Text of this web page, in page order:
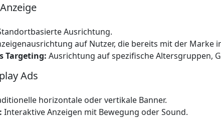
Ausrichtung.
auf Nutzer, die bereits mit der Marke
Targeting: Ausrichtung auf spezifische Altersgruppen,
Ads
horizontale oder vertikale Banner.
Interaktive Anzeigen mit Bewegung oder Sound.